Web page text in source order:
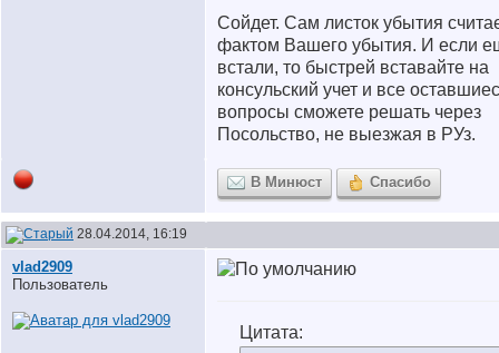
Сойдет. Сам листок убытия
фактом Вашего убытия. И если
встали, то быстрей вставайте на
консульский учет и все
вопросы сможете решать через
Посольство, не выезжая в РУз.
В Минюст Спасибо
28.04.2014, 16:19
vlad2909
Пользователь
Цитата: